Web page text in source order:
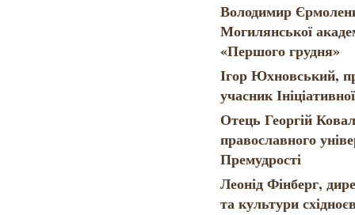
Володимир
Могилянської
«Першого грудня»
Ігор Юхновський,
учасник
Отець Георгій
православного
Премудрості
Леонід Фінберг,
та культури